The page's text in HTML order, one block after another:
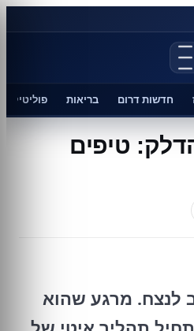
חדשות דרום בריאות פוליטיקה
טיפים
לנצח. מרגע שהוא